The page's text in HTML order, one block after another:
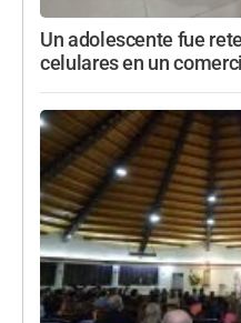
Un adolescente fue
celulares en un